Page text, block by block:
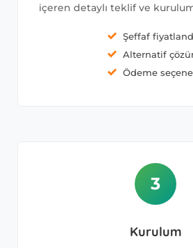
içeren detaylı teklif ve kurulum
Şeffaf
Alternatif
Ödeme
3
Kurulum